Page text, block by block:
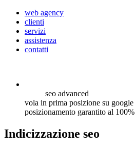
web agency
clienti
servizi
assistenza
contatti
seo advanced
vola in prima posizione su google
posizionamento garantito al 100%
Indicizzazione seo